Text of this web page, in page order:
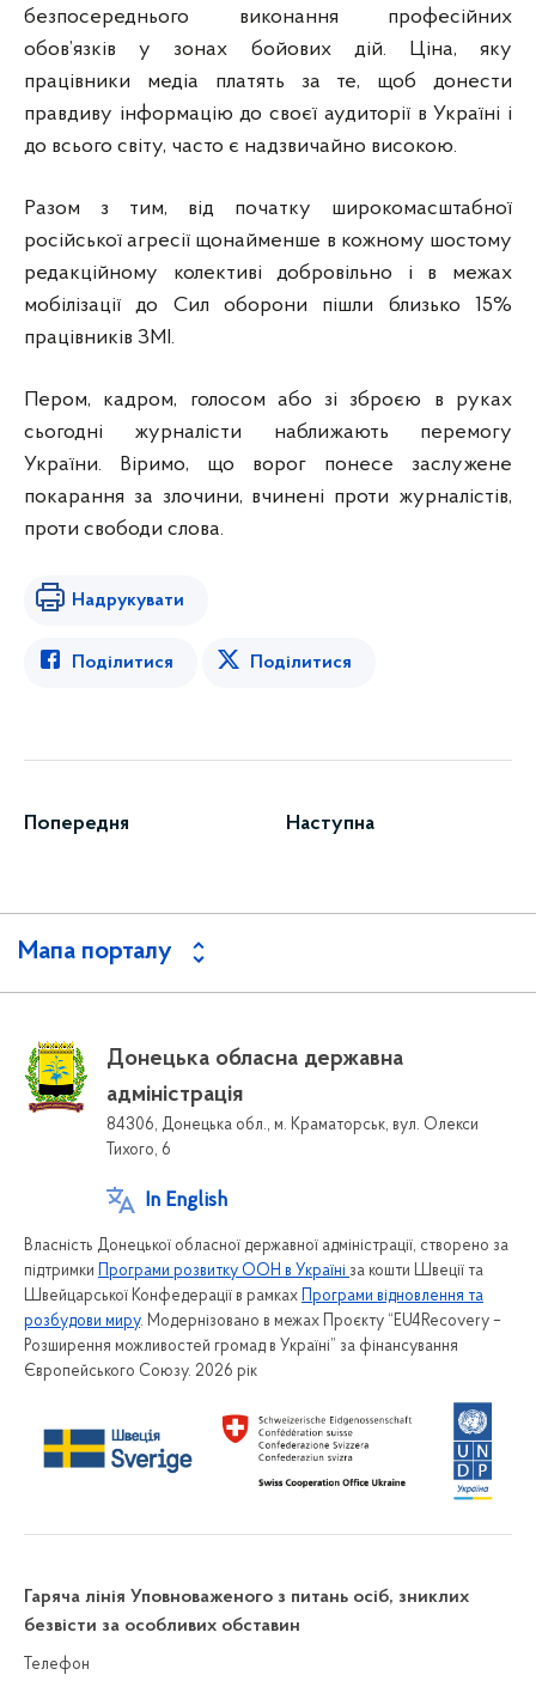
безпосереднього виконання професійних
обов’язків у зонах бойових дій. Ціна, яку
працівники медіа платять за те, щоб донести
правдиву інформацію до своєї аудиторії в Україні і
до всього світу, часто є надзвичайно високою.
Разом з тим, від початку широкомасштабної
російської агресії щонайменше в кожному шостому
редакційному колективі добровільно і в межах
мобілізації до Сил оборони пішли близько 15%
працівників ЗМІ.
Пером, кадром, голосом або зі зброєю в руках
сьогодні журналісти наближають перемогу
України. Віримо, що ворог понесе заслужене
покарання за злочини, вчинені проти журналістів,
проти свободи слова.
Надрукувати
Поділитися Поділитися
Попередня Наступна
Мапа порталу
Донецька обласна державна
адміністрація
84306, Донецька обл., м. Краматорськ, вул. Олекси
Тихого, 6
In English
Власність Донецької обласної державної адміністрації, створено за
підтримки
Програми розвитку ООН в Україні за кошти Швеції та
Швейцарської Конфедерації в рамках
Програми відновлення та
розбудови миру. Модернізовано в межах Проєкту “EU4Recovery –
Розширення можливостей громад в Україні” за фінансування
Європейського Союзу. 2026 рік
Гаряча лінія Уповноваженого з питань осіб, зниклих
безвісти за особливих обставин
Телефон